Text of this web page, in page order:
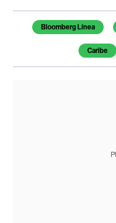
Temas de este
Bloomberg Línea
Caribe